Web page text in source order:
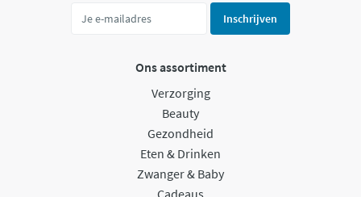
Inschrijven
Ons assortiment
Verzorging
Beauty
Gezondheid
Eten & Drinken
Zwanger & Baby